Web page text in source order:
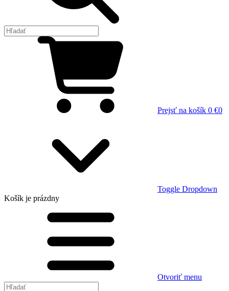
Prejsť na košík 0 €0
Toggle Dropdown
Košík je prázdny
Otvoriť menu